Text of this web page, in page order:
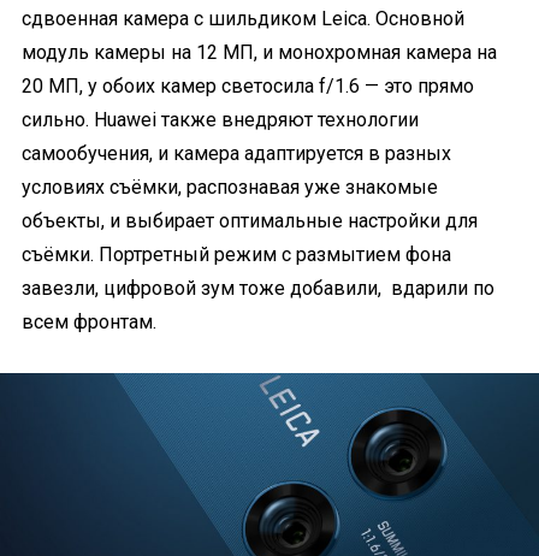
сдвоенная камера с шильдиком Leica. Основной
модуль камеры на 12 МП, и монохромная камера на
20 МП, у обоих камер светосила f/1.6 — это прямо
сильно. Huawei также внедряют технологии
самообучения, и камера адаптируется в разных
условиях съёмки, распознавая уже знакомые
объекты, и выбирает оптимальные настройки для
съёмки. Портретный режим с размытием фона
завезли, цифровой зум тоже добавили, вдарили по
всем фронтам.